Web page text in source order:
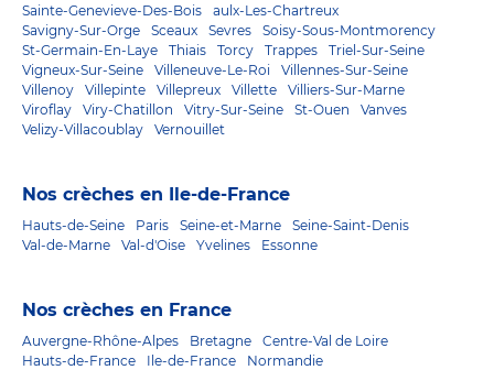
Sainte-Genevieve-Des-Bois
aulx-Les-Chartreux
Savigny-Sur-Orge
Sceaux Sevres
Soisy-Sous-Montmorency
St-Germain-En-Laye
Thiais Torcy Trappes
Triel-Sur-Seine
Vigneux-Sur-Seine
Villeneuve-Le-Roi
Villennes-Sur-Seine
Villenoy
Villepinte Villepreux Villette
Villiers-Sur-Marne
Viroflay
Viry-Chatillon Vitry-Sur-Seine St-Ouen
Vanves
Velizy-Villacoublay
Vernouillet
Nos crèches en Ile-de-France
Hauts-de-Seine Paris Seine-et-Marne
Seine-Saint-Denis
Val-de-Marne
Val-d'Oise Yvelines Essonne
Nos crèches en France
Auvergne-Rhône-Alpes Bretagne
Centre-Val de Loire
Hauts-de-France
Ile-de-France
Normandie